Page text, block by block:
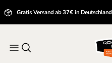
Gratis Versand ab 37€ in Deutschland